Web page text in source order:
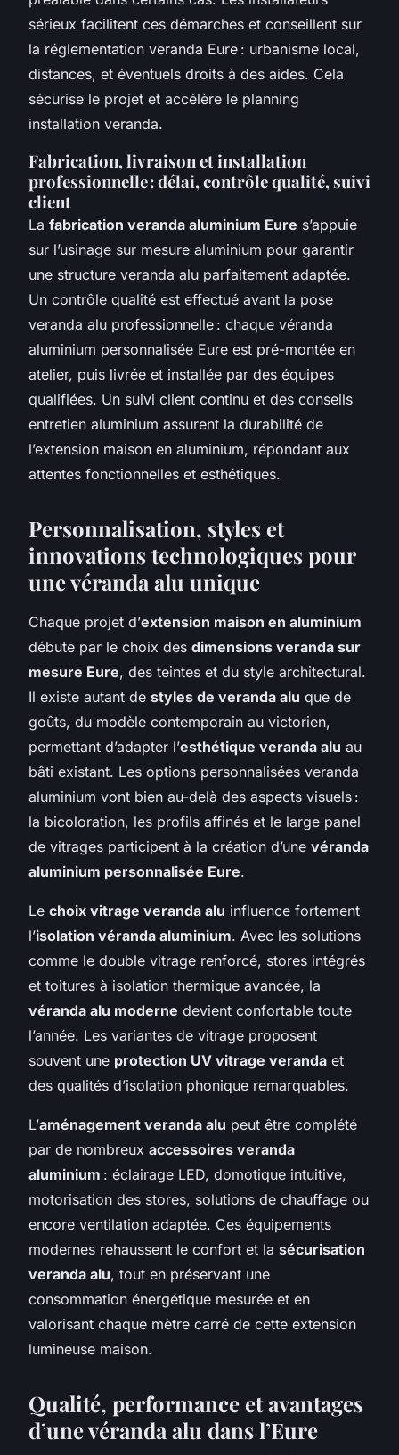
sérieux facilitent ces démarches et conseillent sur
la réglementation veranda Eure : urbanisme local,
distances, et éventuels droits à des aides. Cela
sécurise le projet et accélère le planning
installation veranda.
Fabrication, livraison et installation
professionnelle : délai, contrôle qualité, suivi
client
La fabrication veranda aluminium Eure s’appuie
sur l’usinage sur mesure aluminium pour garantir
une structure veranda alu parfaitement adaptée.
Un contrôle qualité est effectué avant la pose
veranda alu professionnelle : chaque véranda
aluminium personnalisée Eure est pré-montée en
atelier, puis livrée et installée par des équipes
qualifiées. Un suivi client continu et des conseils
entretien aluminium assurent la durabilité de
l’extension maison en aluminium, répondant aux
attentes fonctionnelles et esthétiques.
Personnalisation, styles et
innovations technologiques pour
une véranda alu unique
Chaque projet d’extension maison en aluminium
débute par le choix des dimensions veranda sur
mesure Eure, des teintes et du style architectural.
Il existe autant de styles de veranda alu que de
goûts, du modèle contemporain au victorien,
permettant d’adapter l’esthétique veranda alu au
bâti existant. Les options personnalisées veranda
aluminium vont bien au-delà des aspects visuels :
la bicoloration, les profils affinés et le large panel
de vitrages participent à la création d’une véranda
aluminium personnalisée Eure.
Le choix vitrage veranda alu influence fortement
l’isolation véranda aluminium. Avec les solutions
comme le double vitrage renforcé, stores intégrés
et toitures à isolation thermique avancée, la
véranda alu moderne devient confortable toute
l’année. Les variantes de vitrage proposent
souvent une protection UV vitrage veranda et
des qualités d’isolation phonique remarquables.
L’aménagement veranda alu peut être complété
par de nombreux accessoires veranda
aluminium : éclairage LED, domotique intuitive,
motorisation des stores, solutions de chauffage ou
encore ventilation adaptée. Ces équipements
modernes rehaussent le confort et la sécurisation
veranda alu, tout en préservant une
consommation énergétique mesurée et en
valorisant chaque mètre carré de cette extension
lumineuse maison.
Qualité, performance et avantages
d’une véranda alu dans l’Eure